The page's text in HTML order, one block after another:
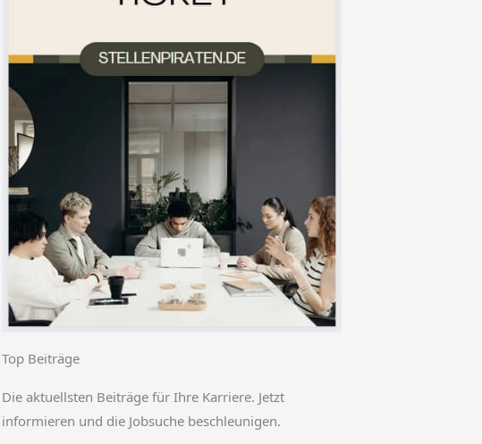
Top Beiträge
Die aktuellsten Beiträge für Ihre Karriere. Jetzt
informieren und die Jobsuche beschleunigen.